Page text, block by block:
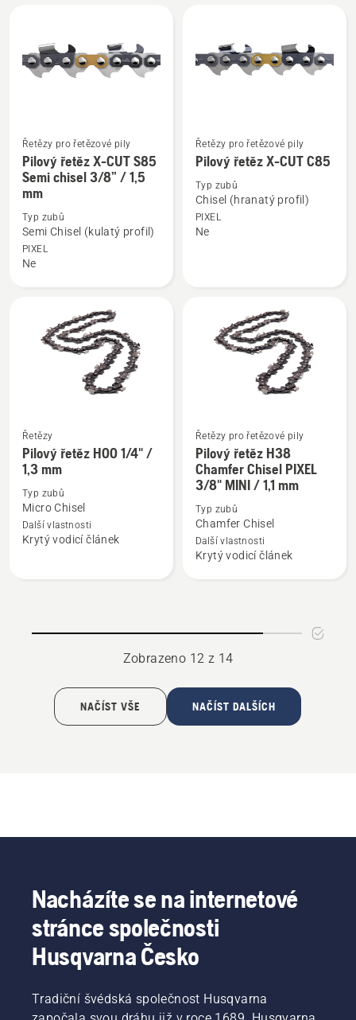
mm
Zobrazit
více
informací
Pilový
řetěz
chisel
Řetězy pro řetězové pily
Pilový řetěz X-CUT S85
Semi chisel 3/8” / 1,5
mm
Typ zubů
Semi Chisel (kulatý profil)
PIXEL
Ne
Zobrazit
informací
Pilový
Řetězy pro řetězové pily
Pilový řetěz X-CUT C85
Typ zubů
Chisel (hranatý profil)
PIXEL
Ne
Zobrazit
více
informací
Pilový
řetěz
mm
Řetězy
Pilový řetěz H00 1/4" /
1,3 mm
Typ zubů
Micro Chisel
Další vlastnosti
Krytý vodicí článek
Zobrazit
více
informací
Pilový
řetěz
H38
3/8"
MINI
mm
Řetězy pro řetězové pily
Pilový řetěz H38
Chamfer Chisel PIXEL
3/8" MINI / 1,1 mm
Typ zubů
Chamfer Chisel
Další vlastnosti
Krytý vodicí článek
Zobrazeno 12 z 14
NAČÍST VŠE NAČÍST DALŠÍCH
Nacházíte se na internetové
stránce společnosti
Husqvarna Česko
Tradiční švédská společnost Husqvarna